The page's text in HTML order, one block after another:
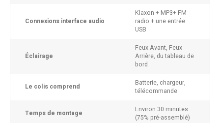
Connexions interface audio
Klaxon + MP3+ FM
radio + une entrée
USB
Éclairage
Feux Avant, Feux
Arrière, du tableau de
bord
Le colis comprend
Batterie, chargeur,
télécommande
Temps de montage
Environ 30 minutes
(75% pré-assemblé)